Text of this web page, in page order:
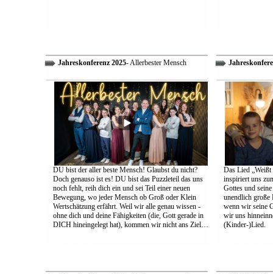
Jahreskonferenz 2025- Allerbester Mensch
DU bist der aller beste Mensch! Glaubst du nicht?
Doch genauso ist es! DU bist das Puzzleteil das uns
noch fehlt, reih dich ein und sei Teil einer neuen
Bewegung, wo jeder Mensch ob Groß oder Klein
Wertschätzung erfährt. Weil wir alle genau wissen -
ohne dich und deine Fähigkeiten (die, Gott gerade in
DICH hineingelegt hat), kommen wir nicht ans Ziel…
Das Lied
inspiriert uns
Gottes und
unendlich große
wenn wir seine
wir uns
(Kinder-)Lied.